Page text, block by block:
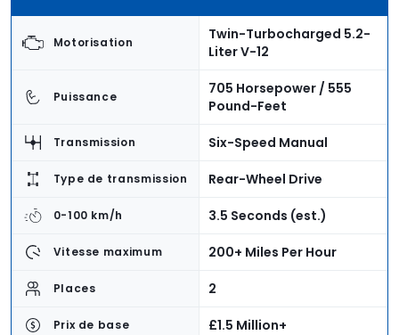
Motorisation
Twin-Turbocharged 5.2-
Liter V-12
Puissance
705 Horsepower / 555
Pound-Feet
Transmission Six-Speed Manual
Type de transmission Rear-Wheel Drive
0-100 km/h 3.5 Seconds (est.)
Vitesse maximum 200+ Miles Per Hour
Places 2
Prix de base £1.5 Million+